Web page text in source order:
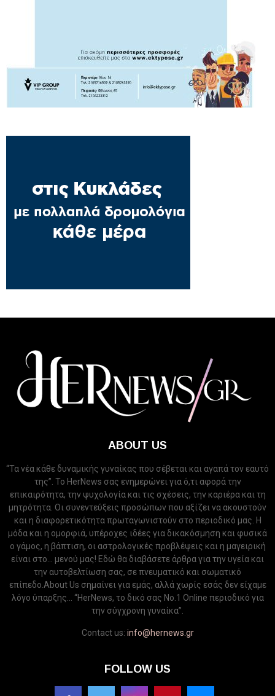
ABOUT US
“Τα νέα κάθε δυναμικής γυναίκας που σέβεται και αγαπά τον εαυτό
της”. Το HerNews σας ενημερώνει για ό,τι αφορά την
επικαιρότητα, την ψυχολογία και τις σχέσεις, την καριέρα και τη
μητρότητα. Οι συνεντεύξεις προσώπων που αξίζει να ακουστούν
και η διαφορετικότητα πρωταγωνιστούν στο περιοδικό μας. Η
μόδα και η ομορφιά, υπέροχες ιδέες για δικακόσμηση και φυσικά
ο γάμος, η βάπτιση, οι αστρολογικές προβλέψεις και η μαγειρική
είναι στο... μενού μας! Εδώ θα διαβάσετε άρθρα για την υγεία και
την αυτοβελτίωση σας, σε πνευματικό και σωματικό
επίπεδο.About Us σημαίνει για εμάς, αλλά χωρίς εσάς δεν είχαμε
λόγο ύπαρξης... “HerNews, το δικό σας Νo.1 Online περιοδικό για
την σύγχρονη γυναίκα”.
Contact us: info@hernews.gr
FOLLOW US